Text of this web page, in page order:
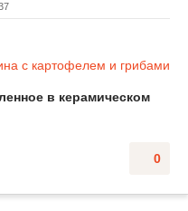
в керамическом
0